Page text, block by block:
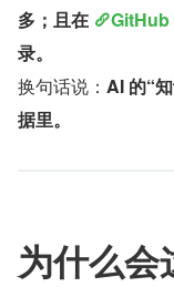
多；且在
GitHub
录。
换句话说： AI 的“
据里。
为什么会